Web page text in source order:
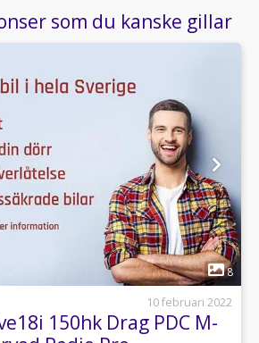
som du kanske gillar
8
10 februari 2022
150hk Drag PDC M-